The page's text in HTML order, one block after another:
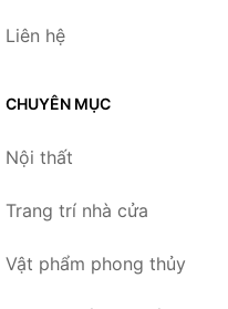
Liên hệ
CHUYÊN MỤC
Nội thất
Trang trí nhà cửa
Vật phẩm phong thủy